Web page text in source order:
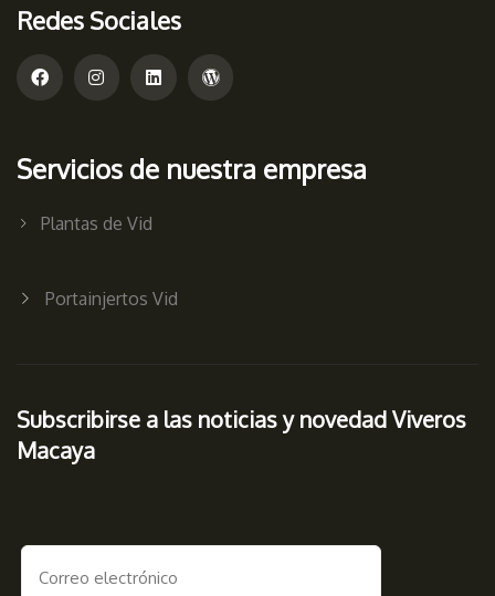
Redes Sociales
Servicios de nuestra empresa
Plantas de Vid
Portainjertos Vid
Subscribirse a las noticias y novedad Viveros
Macaya